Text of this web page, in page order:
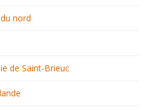
nord
de Saint-Brieuc